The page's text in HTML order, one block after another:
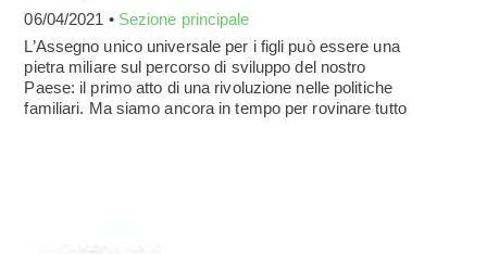
06/04/2021 • Sezione principale
L’Assegno unico universale per i figli può essere una
pietra miliare sul percorso di sviluppo del nostro
Paese: il primo atto di una rivoluzione nelle politiche
familiari. Ma siamo ancora in tempo per rovinare tutto